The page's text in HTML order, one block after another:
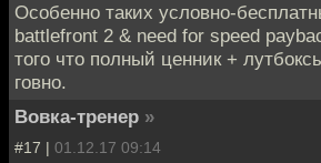
Особенно таких условно-
battlefront 2 & need for speed
того что полный ценник +
говно.
Вовка-тренер »
#17 | 01.12.17 09:14